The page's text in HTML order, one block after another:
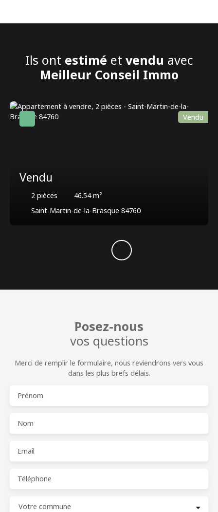
Ils ont estimé et vendu avec
Meilleur Conseil Immo
Vendu
2 pièces 46.54m²
Saint-Martin-de-la-Brasque 84760
Vendu
Posez-nous
vos questions
Merci de remplir le formulaire, nous reviendrons vers vous
dans les plus brefs délais.
Prénom
Nom
Email
Téléphone
Votre commune